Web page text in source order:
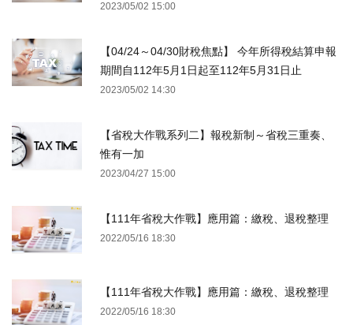
2023/05/02 15:00
【04/24～04/30財稅焦點】 今年所得稅結算申報
期間自112年5月1日起至112年5月31日止
2023/05/02 14:30
【省稅大作戰系列二】報稅新制～省稅三重奏、
惟有一加
2023/04/27 15:00
【111年省稅大作戰】應用篇：繳稅、退稅整理
2022/05/16 18:30
【111年省稅大作戰】應用篇：繳稅、退稅整理
2022/05/16 18:30